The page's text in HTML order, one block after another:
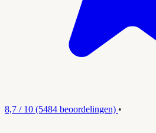
8,7 / 10 (5484 beoordelingen) •